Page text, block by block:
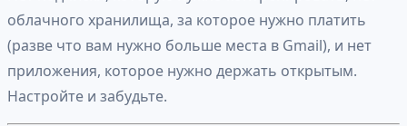
облачного хранилища, за которое нужно платить
(разве что вам нужно больше места в Gmail), и нет
приложения, которое нужно держать открытым.
Настройте и забудьте.